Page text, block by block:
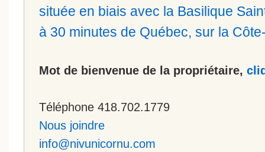
située en biais avec la Basilique
à 30 minutes de Québec, sur la
Mot de bienvenue de la propriétaire,
Téléphone 418.702.1779
Nous joindre
info@nivunicornu.com